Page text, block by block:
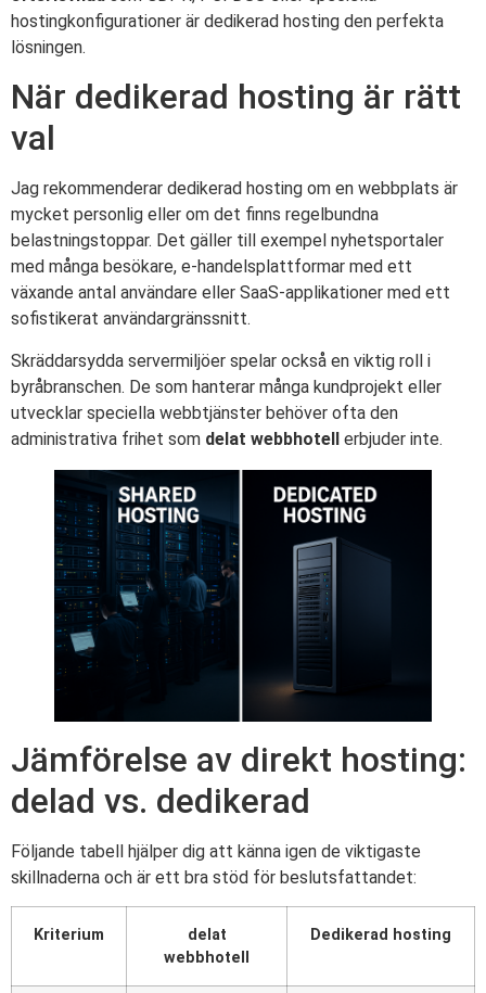
hostingkonfigurationer är dedikerad hosting den perfekta
lösningen.
När dedikerad hosting är rätt
val
Jag rekommenderar dedikerad hosting om en webbplats är
mycket personlig eller om det finns regelbundna
belastningstoppar. Det gäller till exempel nyhetsportaler
med många besökare, e-handelsplattformar med ett
växande antal användare eller SaaS-applikationer med ett
sofistikerat användargränssnitt.
Skräddarsydda servermiljöer spelar också en viktig roll i
byråbranschen. De som hanterar många kundprojekt eller
utvecklar speciella webbtjänster behöver ofta den
administrativa frihet som delat webbhotell erbjuder inte.
Jämförelse av direkt hosting:
delad vs. dedikerad
Följande tabell hjälper dig att känna igen de viktigaste
skillnaderna och är ett bra stöd för beslutsfattandet:
Kriterium
delat
webbhotell
Dedikerad hosting